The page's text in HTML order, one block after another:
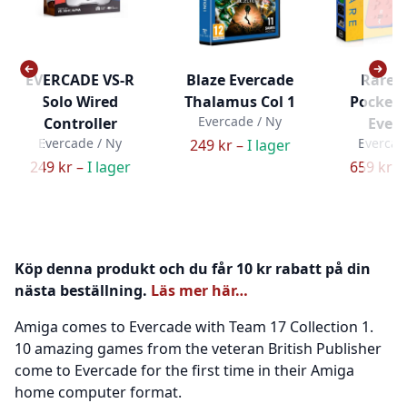
EVERCADE VS-R
Solo Wired
Controller
Evercade / Ny
249 kr –I lager
Blaze Evercade
Thalamus Col 1
Evercade / Ny
249 kr –I lager
Rare
Pocket
659 kr –
Köp denna produkt och du får 10 kr rabatt på din
nästa beställning. Läs mer här…
Amiga comes to Evercade with Team 17 Collection 1.
10 amazing games from the veteran British Publisher
come to Evercade for the first time in their Amiga
home computer format.